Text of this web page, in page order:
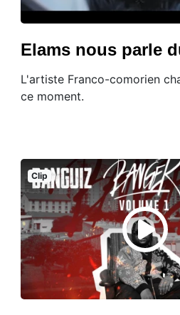
Elams nous parle
L'artiste Franco-comorien
ce moment.
Clip